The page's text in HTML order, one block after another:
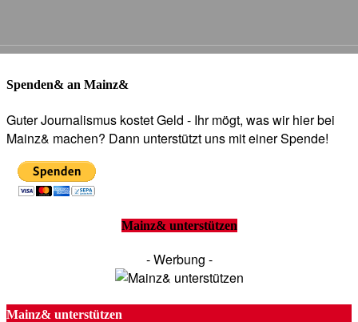
Spenden& an Mainz&
Guter Journalismus kostet Geld - Ihr mögt, was wir hier bei
Mainz& machen? Dann unterstützt uns mit einer Spende!
Mainz& unterstützen
- Werbung -
Mainz& unterstützen